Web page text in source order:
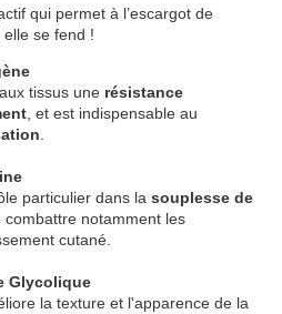
qui permet à l’escargot de
se fend !
tissus une résistance
, et est indispensable au
particulier dans la souplesse de
combattre notamment les
cutané.
Glycolique
la texture et l'apparence de la